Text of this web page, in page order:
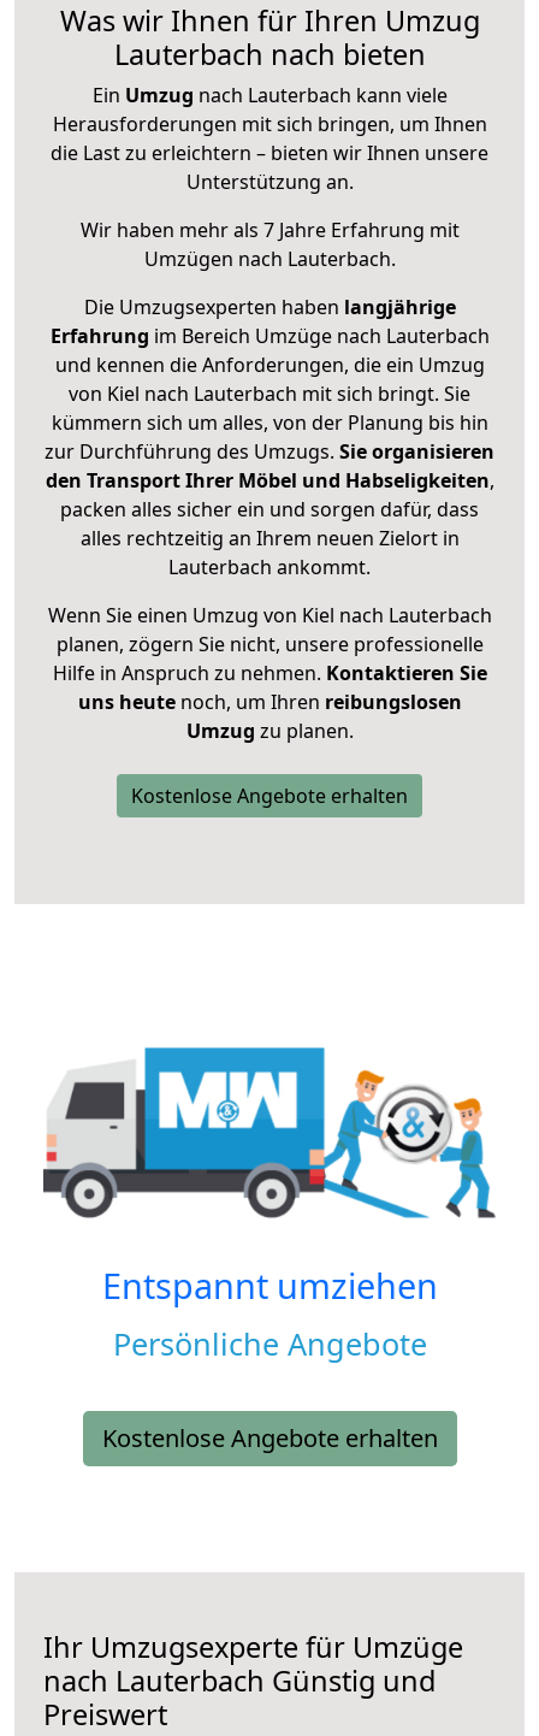
Was wir Ihnen für Ihren Umzug
Lauterbach nach bieten
Ein Umzug nach Lauterbach kann viele
Herausforderungen mit sich bringen, um Ihnen
die Last zu erleichtern – bieten wir Ihnen unsere
Unterstützung an.
Wir haben mehr als 7 Jahre Erfahrung mit
Umzügen nach Lauterbach.
Die Umzugsexperten haben langjährige
Erfahrung im Bereich Umzüge nach Lauterbach
und kennen die Anforderungen, die ein Umzug
von Kiel nach Lauterbach mit sich bringt. Sie
kümmern sich um alles, von der Planung bis hin
zur Durchführung des Umzugs. Sie organisieren
den Transport Ihrer Möbel und Habseligkeiten,
packen alles sicher ein und sorgen dafür, dass
alles rechtzeitig an Ihrem neuen Zielort in
Lauterbach ankommt.
Wenn Sie einen Umzug von Kiel nach Lauterbach
planen, zögern Sie nicht, unsere professionelle
Hilfe in Anspruch zu nehmen. Kontaktieren Sie
uns heutenoch, um Ihren reibungslosen
Umzug zu planen.
Kostenlose Angebote erhalten
Entspannt umziehen
Persönliche Angebote
Kostenlose Angebote erhalten
Ihr Umzugsexperte für Umzüge
nach Lauterbach Günstig und
Preiswert